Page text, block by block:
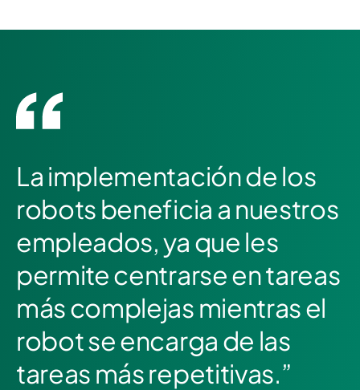
La implementación de los
robots beneficia a nuestros
empleados, ya que les
permite centrarse en tareas
más complejas mientras el
robot se encarga de las
tareas más repetitivas.”